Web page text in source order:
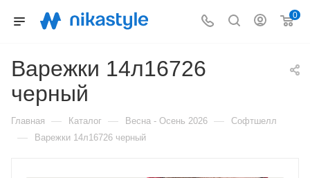
0
Варежки 14л16726
черный
Главная — Каталог — Весна - Осень 2026 — Софтшелл
— Варежки 14л16726 черный